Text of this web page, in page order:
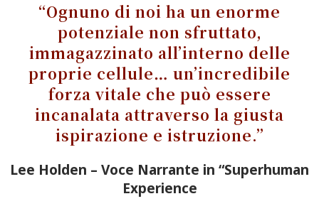
“Ognuno di noi ha un enorme
potenziale non sfruttato,
immagazzinato all’interno delle
proprie cellule… un’incredibile
forza vitale che può essere
incanalata attraverso la giusta
ispirazione e istruzione.”
Lee Holden – Voce Narrante in “Superhuman
Experience